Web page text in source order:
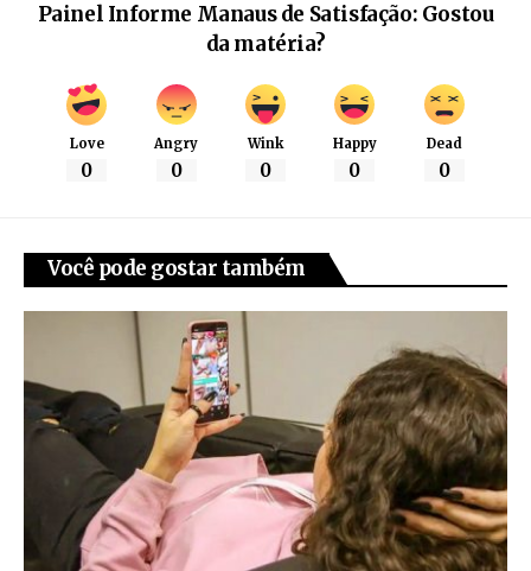
Painel Informe Manaus de Satisfação: Gostou
da matéria?
Love
0
Angry
0
Wink
0
Happy
0
Dead
0
Você pode gostar também